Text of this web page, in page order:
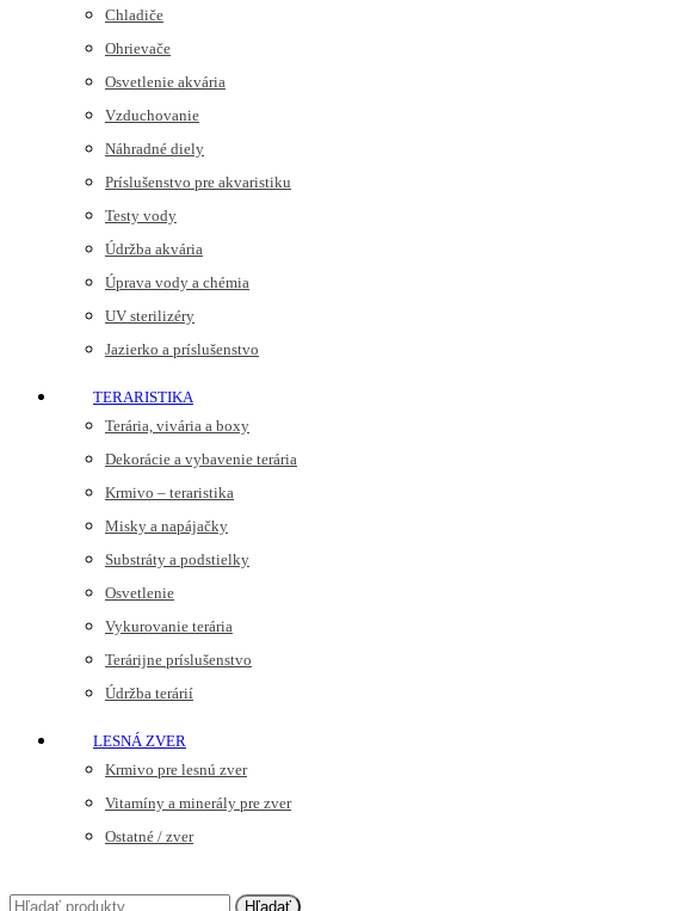
Chladiče
Ohrievače
Osvetlenie akvária
Vzduchovanie
Náhradné diely
Príslušenstvo pre akvaristiku
Testy vody
Údržba akvária
Úprava vody a chémia
UV sterilizéry
Jazierko a príslušenstvo
TERARISTIKA
Terária, vivária a boxy
Dekorácie a vybavenie terária
Krmivo – teraristika
Misky a napájačky
Substráty a podstielky
Osvetlenie
Vykurovanie terária
Terárijne príslušenstvo
Údržba terárií
LESNÁ ZVER
Krmivo pre lesnú zver
Vitamíny a minerály pre zver
Ostatné / zver
Hľadať